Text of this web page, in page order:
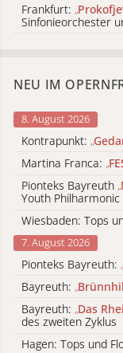
Frankfurt: „
Sinfonieorchester
NEU IM
8. August 2026
Kontrapunkt: „
Martina Franca: „
Pionteks Bayreuth „
Youth
Wiesbaden: Tops
7. August 2026
Pionteks Bayreuth:
Bayreuth: „
Bayreuth: „Das
des zweiten Zyklus
Hagen: Tops und